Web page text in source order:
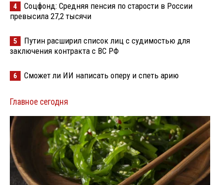
4
Соцфонд: Средняя пенсия по старости в России
превысила 27,2 тысячи
5
Путин расширил список лиц с судимостью для
заключения контракта с ВС РФ
6 Сможет ли ИИ написать оперу и спеть арию
Главное сегодня